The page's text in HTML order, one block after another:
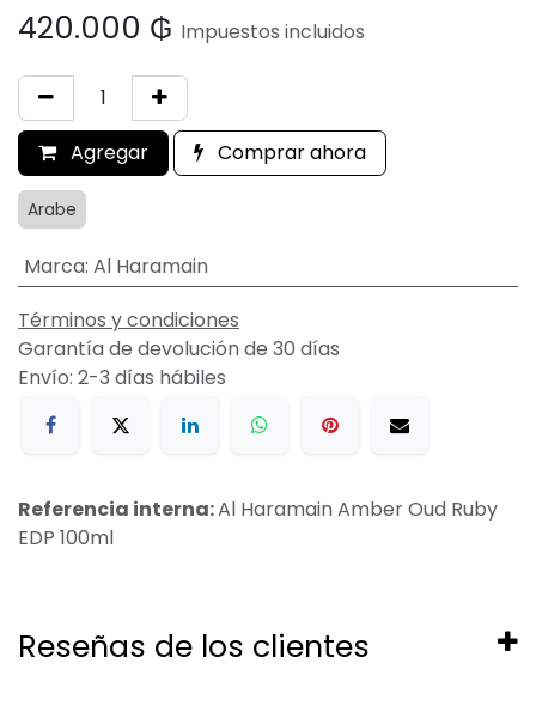
420.000 ₲ Impuestos incluidos
Agregar Comprar ahora
Arabe
Marca: Al Haramain
Términos y condiciones
Garantía de devolución de 30 días
Envío: 2-3 días hábiles
Referencia interna:Al Haramain Amber Oud Ruby
EDP 100ml
Reseñas de los clientes